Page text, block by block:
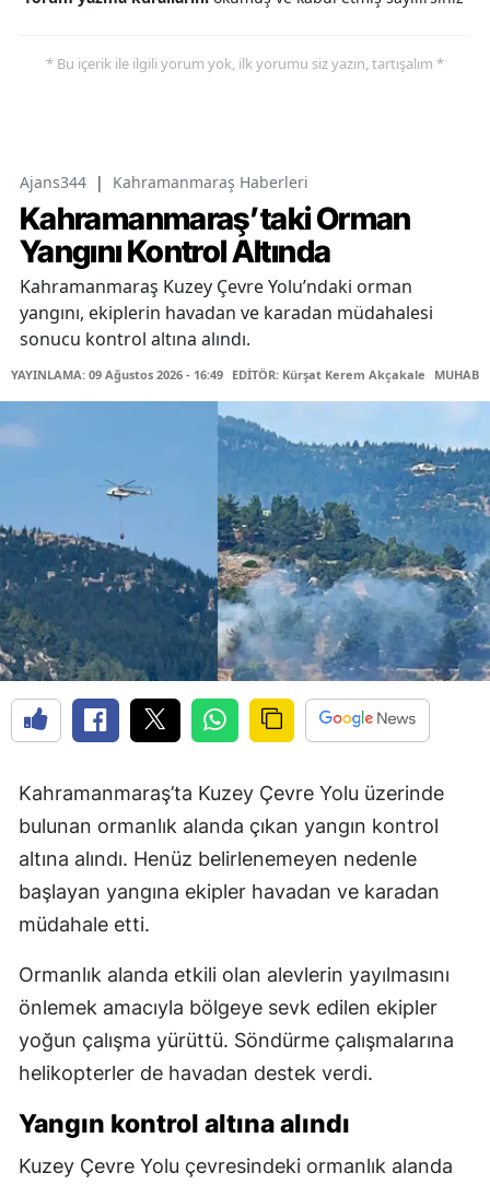
* Bu içerik ile ilgili yorum yok, ilk yorumu siz yazın, tartışalım *
Ajans344 | Kahramanmaraş Haberleri
Kahramanmaraş’taki Orman
Yangını Kontrol Altında
Kahramanmaraş Kuzey Çevre Yolu’ndaki orman
yangını, ekiplerin havadan ve karadan müdahalesi
sonucu kontrol altına alındı.
YAYINLAMA: 09 Ağustos 2026 - 16:49 EDİTÖR: Kürşat Kerem Akçakale
Kahramanmaraş’ta Kuzey Çevre Yolu üzerinde
bulunan ormanlık alanda çıkan yangın kontrol
altına alındı. Henüz belirlenemeyen nedenle
başlayan yangına ekipler havadan ve karadan
müdahale etti.
Ormanlık alanda etkili olan alevlerin yayılmasını
önlemek amacıyla bölgeye sevk edilen ekipler
yoğun çalışma yürüttü. Söndürme çalışmalarına
helikopterler de havadan destek verdi.
Yangın kontrol altına alındı
Kuzey Çevre Yolu çevresindeki ormanlık alanda